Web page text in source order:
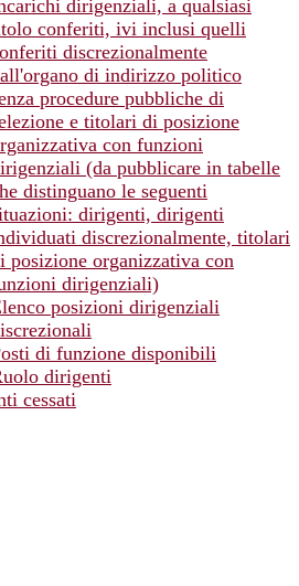
dirigenziali, a qualsiasi
conferiti, ivi inclusi quelli
discrezionalmente
di indirizzo politico
procedure pubbliche di
e titolari di posizione
con funzioni
(da pubblicare in tabelle
distinguano le seguenti
dirigenti, dirigenti
discrezionalmente, titolari
posizione organizzativa con
dirigenziali)
posizioni dirigenziali
di funzione disponibili
dirigenti
cessati